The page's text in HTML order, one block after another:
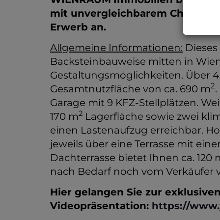
mit unvergleichbarem Charme
Erwerb an.
Allgemeine Informationen:
Backsteinbauweise mitten in
Gestaltungsmöglichkeiten. Über
Gesamtnutzfläche von ca. 690 m2
Garage mit 9 KFZ-Stellplätzen.
170 m2 Lagerfläche sowie zwei
einen Lastenaufzug erreichbar.
jeweils über eine Terrasse mit
Dachterrasse bietet Ihnen ca. 120
nach Bedarf noch vom
Hier gelangen Sie zur exklusiven
Videopräsentation: https://